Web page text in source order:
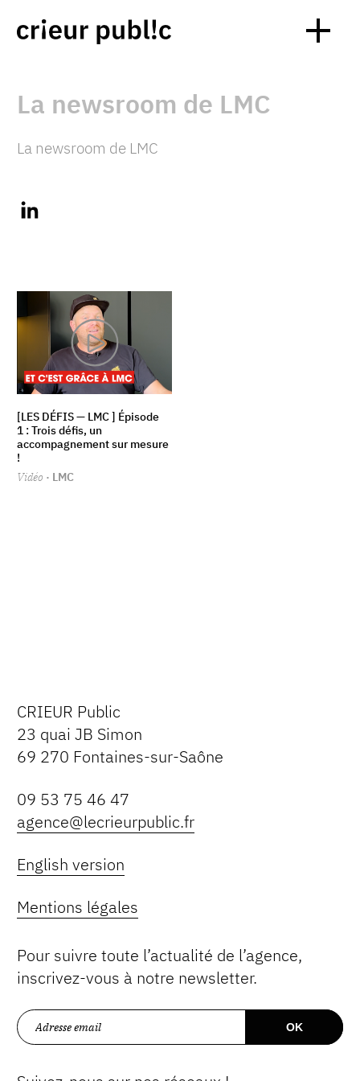
La newsroom de LMC
La newsroom de LMC
[LES DÉFIS — LMC ] Épisode
1 : Trois défis, un
accompagnement sur mesure
!
Vidéo · LMC
CRIEUR Public
23 quai JB Simon
69 270 Fontaines-sur-Saône
09 53 75 46 47
agence@lecrieurpublic.fr
English version
Mentions légales
Pour suivre toute l’actualité de l’agence,
inscrivez-vous à notre newsletter.